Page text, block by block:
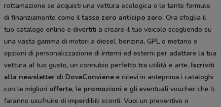
rottamazione se acquisti una vettura ecologica o le tante formule
di finanziamento come iltasso zero anticipo zero. Ora sfoglia il
tuo catalogo online e divertiti a creare il tuo veicolo scegliendo su
una vasta gamma di motori a diesel, benzina, GPL o metano e
opzioni di personalizzazione di interni ed esterni per adattare la tua
vettura al tuo gusto, un connubio perfetto tra utilità e arte. Iscriviti
alla newsletter di DoveConviene e ricevi in anteprima i cataloghi
con le migliori offerte, le promozioni e gli eventuali voucher che ti
faranno usufruire di imperdibili sconti. Vuoi un preventivo o